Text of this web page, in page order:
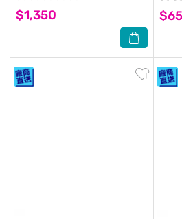
$1,350